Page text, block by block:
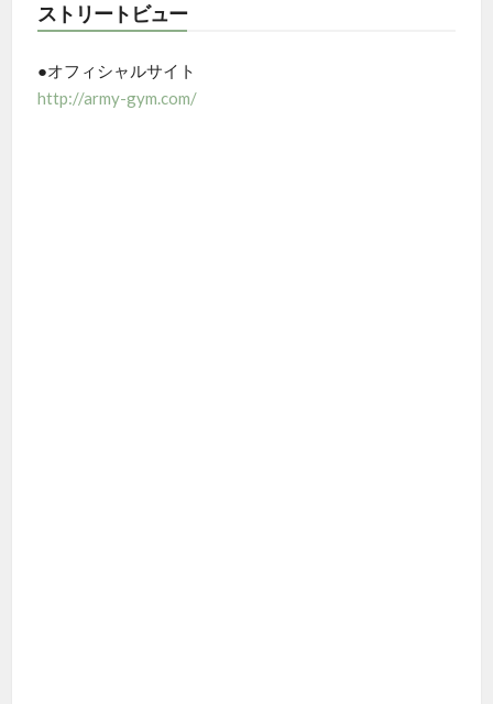
ストリートビュー
●オフィシャルサイト
http://army-gym.com/